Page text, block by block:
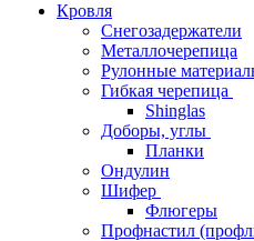
Кровля
Снегозадержатели
Металлочерепица
Рулонные
Гибкая черепица
Shinglas
Доборы, углы
Планки
Ондулин
Шифер
Флюгеры
Профнастил